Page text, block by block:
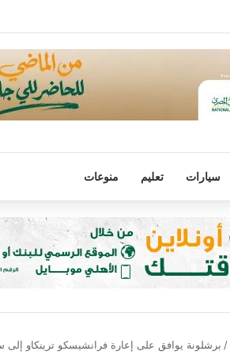
سيارات تعليم منوعات
/ برشلونة يوافق على إعارة فرانشيسكو ترينكاو إلى